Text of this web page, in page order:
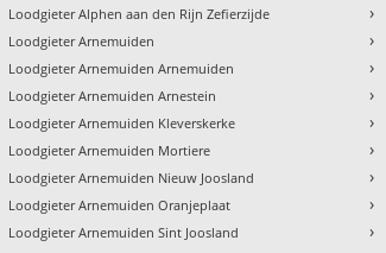
Loodgieter Alphen aan den Rijn Zefierzijde
Loodgieter Arnemuiden
Loodgieter Arnemuiden Arnemuiden
Loodgieter Arnemuiden Arnestein
Loodgieter Arnemuiden Kleverskerke
Loodgieter Arnemuiden Mortiere
Loodgieter Arnemuiden Nieuw Joosland
Loodgieter Arnemuiden Oranjeplaat
Loodgieter Arnemuiden Sint Joosland
›
›
›
›
›
›
›
›
›